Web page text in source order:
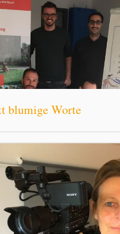
blumige Worte